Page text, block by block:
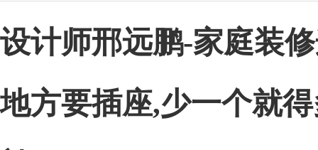
设计师邢远鹏-家庭装
地方要插座,少一个就